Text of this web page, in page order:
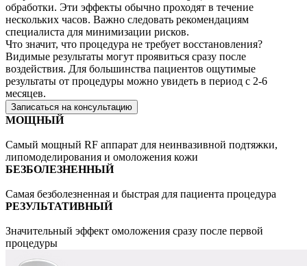
обработки. Эти эффекты обычно проходят в течение
нескольких часов. Важно следовать рекомендациям
специалиста для минимизации рисков.
Что значит, что процедура не требует восстановления?
Видимые результаты могут проявиться сразу после
воздействия. Для большинства пациентов ощутимые
результаты от процедуры можно увидеть в период с 2-6
месяцев.
Записаться на консультацию
МОЩНЫЙ
Самый мощный RF аппарат для неинвазивной подтяжки,
липомоделирования и омоложения кожи
БЕЗБОЛЕЗНЕННЫЙ
Самая безболезненная и быстрая для пациента процедура
РЕЗУЛЬТАТИВНЫЙ
Значительный эффект омоложения сразу после первой
процедуры